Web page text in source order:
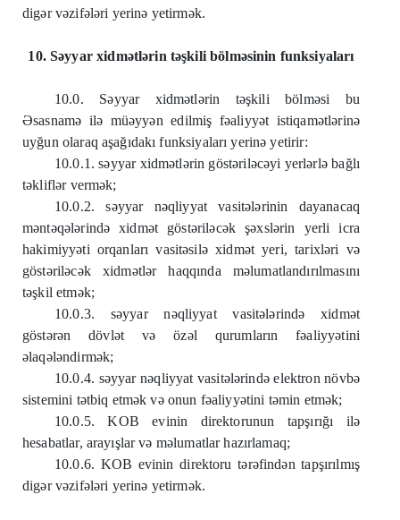
digər vəzifələri yerinə yetirmək.
10. Səyyar xidmətlərin təşkili bölməsinin funksiyaları
10.0. Səyyar xidmətlərin təşkili bölməsi bu
Əsasnamə ilə müəyyən edilmiş fəaliyyət istiqamətlərinə
uyğun olaraq aşağıdakı funksiyaları yerinə yetirir:
10.0.1. səyyar xidmətlərin göstəriləcəyi yerlərlə bağlı
təkliflər vermək;
10.0.2. səyyar nəqliyyat vasitələrinin dayanacaq
məntəqələrində xidmət göstəriləcək şəxslərin yerli icra
hakimiyyəti orqanları vasitəsilə xidmət yeri, tarixləri və
göstəriləcək xidmətlər haqqında məlumatlandırılmasını
təşkil etmək;
10.0.3. səyyar nəqliyyat vasitələrində xidmət
göstərən dövlət və özəl qurumların fəaliyyətini
əlaqələndirmək;
10.0.4. səyyar nəqliyyat vasitələrində elektron növbə
sistemini tətbiq etmək və onun fəaliyyətini təmin etmək;
10.0.5. KOB evinin direktorunun tapşırığı ilə
hesabatlar, arayışlar və məlumatlar hazırlamaq;
10.0.6. KOB evinin direktoru tərəfindən tapşırılmış
digər vəzifələri yerinə yetirmək.